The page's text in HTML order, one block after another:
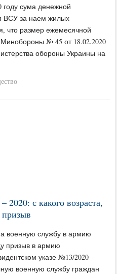
году сума денежной
ВСУ за наем жилых
что размер ежемесячной
№ 45 от 18.02.2020
обороны Украины на
с какого возраста,
призыв
военную службу в армию
призыв в армию
указе №13/2020
военную службу граждан